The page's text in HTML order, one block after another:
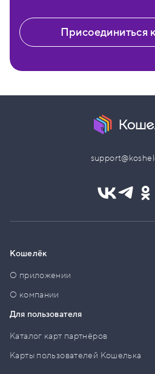
Присоединиться
Кошелёк
О приложении
О компании
Для пользователя
Каталог карт партнёров
Карты пользователей Кошелька